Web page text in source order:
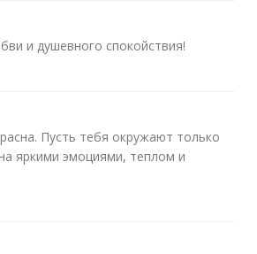
и душевного спокойствия!
Пусть тебя окружают только
яркими эмоциями, теплом и